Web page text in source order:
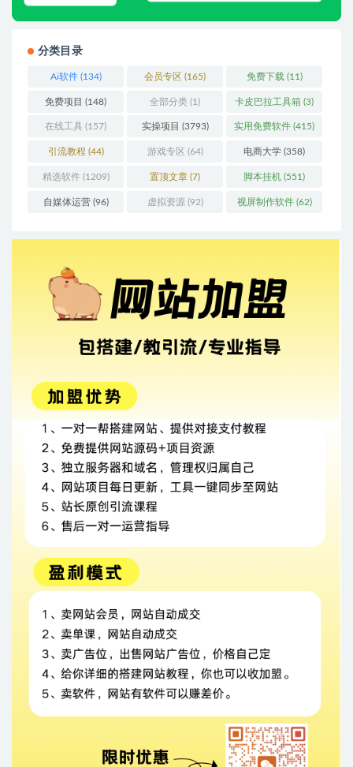
分类目录
Ai软件(134) 会员专区 (165) 免费下载 (11)
免费项目 (148) 全部分类 (1) 卡皮巴拉工具箱 (3)
在线工具 (157) 实操项目 (3793) 实用免费软件 (415)
引流教程 (44) 游戏专区 (64) 电商大学 (358)
精选软件(1209) 置顶文章 (7) 脚本挂机 (551)
自媒体运营(96) 虚拟资源 (92) 视屏制作软件(62)